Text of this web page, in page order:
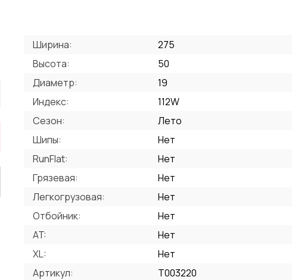
Ширина:
275
Высота:
50
Диаметр:
19
Индекс:
112W
Сезон:
Лето
Шипы:
Нет
RunFlat:
Нет
Грязевая:
Нет
Легкогрузовая:
Нет
Отбойник:
Нет
AT:
Нет
XL:
Нет
Артикул:
T003220